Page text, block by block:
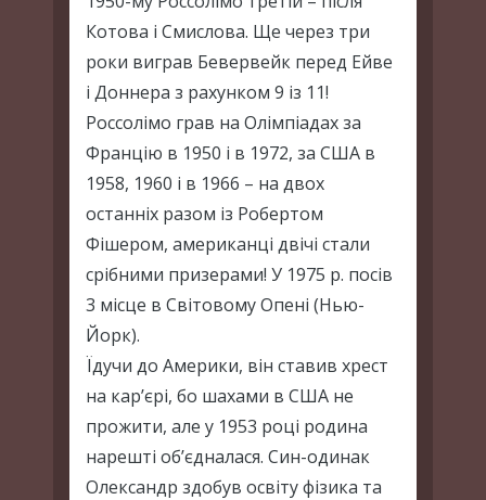
Котова і Смислова. Ще через три
роки виграв Бевервейк перед Ейве
і Доннера з рахунком 9 із 11!
Россолімо грав на Олімпіадах за
Францію в 1950 і в 1972, за США в
1958, 1960 і в 1966 – на двох
останніх разом із Робертом
Фішером, американці двічі стали
срібними призерами! У 1975 р. посів
3 місце в Світовому Опені (Нью-
Йорк).
Їдучи до Америки, він ставив хрест
на кар’єрі, бо шахами в США не
прожити, але у 1953 році родина
нарешті об’єдналася. Син-одинак
Олександр здобув освіту фізика та